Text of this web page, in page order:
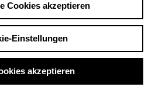
11 min.
Cookies akzeptieren
Einstellungen
akzeptieren